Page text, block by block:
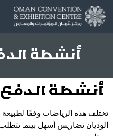
أنشطة
أنشطة الدفع
تختلف هذه الرياضات وفقًا
الوديان تضاريس أسهل بينما